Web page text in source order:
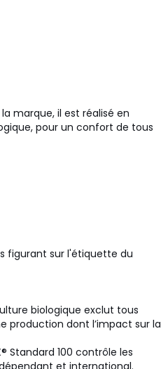
marque, il est réalisé en
pour un confort de tous
figurant sur l'étiquette du
biologique exclut tous
production dont l’impact sur la
Standard 100 contrôle les
et international.